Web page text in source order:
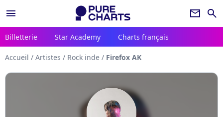
menu newsletter search
Billetterie Star Academy Charts français
Accueil / Artistes / Rock inde / Firefox AK